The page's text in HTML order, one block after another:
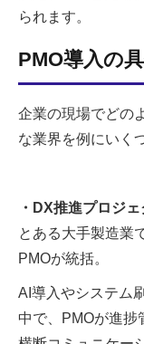
られます。
PMO導入の
企業の現場でどの
な業界を例にいく
・DX推進プロジ
とある大手製造業
PMOが統括。
AI導入やシステム
中で、PMOが進捗